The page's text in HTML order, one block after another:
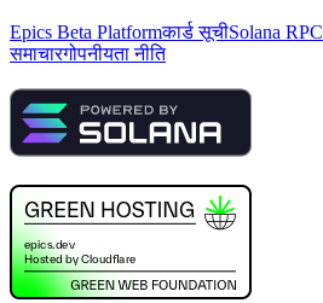
Epics Beta Platformकार्ड सूचीSolana RPC
समाचारगोपनीयता नीति